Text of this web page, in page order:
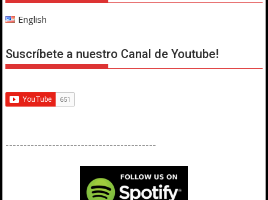
English
Suscríbete a nuestro Canal de Youtube!
------------------------------------------